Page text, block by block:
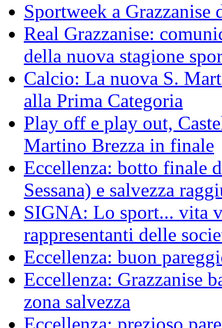
Sportweek a
Real Grazzanise:
della nuova stagione
Calcio: La nuova S.
alla Prima Categoria
Play off e play out,
Martino Brezza in finale
Eccellenza: botto finale
Sessana) e salvezza
SIGNA: Lo sport... vita
rappresentanti delle
Eccellenza: buon
Eccellenza: Grazzanise
zona salvezza